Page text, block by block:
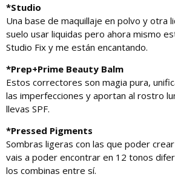
*Studio
Una base de maquillaje en polvo y otra
suelo usar liquidas pero ahora mismo
Studio Fix y me están encantando.
*Prep+Prime Beauty Balm
Estos correctores son magia pura,
las imperfecciones y aportan al rostro
llevas SPF.
*Pressed Pigments
Sombras ligeras con las que poder
vais a poder encontrar en 12 tonos
los combinas entre sí.